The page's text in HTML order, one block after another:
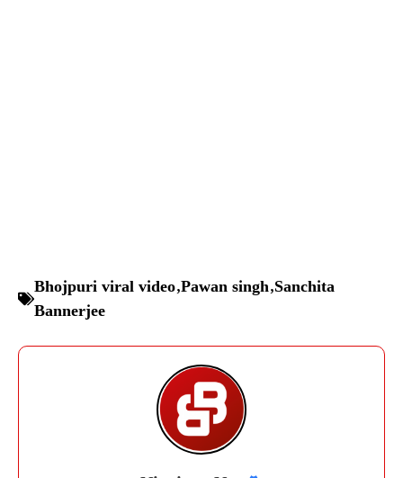
Bhojpuri viral video,Pawan singh,Sanchita
Bannerjee